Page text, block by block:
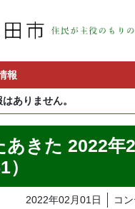
報
ありません。
あきた 2022年
）
2022年02月01日 コ